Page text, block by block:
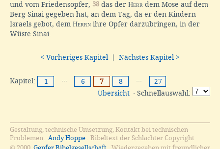
und vom Friedensopfer, 38 das der Herr dem Mose auf dem
Berg Sinai gegeben hat, an dem Tag, da er den Kindern
Israels gebot, dem Herrn ihre Opfer darzubringen, in der
Wüste Sinai.
< Vorheriges Kapitel Nächstes Kapitel >
Kapitel: 1 ··· 6 7 8 ···
27
Übersicht · Schnellauswahl:
Gestaltung, technische Umsetzung, Kontakt bei technischen
Problemen: Andy Hoppe . Bibeltext der Schlachter Copyright